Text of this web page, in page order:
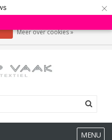
×
MENU
te verbeteren. Is dat akkoord?
Meer over cookies »